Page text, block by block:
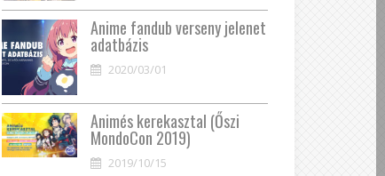
Anime fandub verseny jelenet
adatbázis
2020/03/01
Animés kerekasztal (Őszi
MondoCon 2019)
2019/10/15